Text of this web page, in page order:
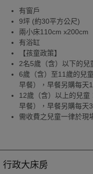
有窗戶
9坪 (約30平方公尺)
兩小床110cm x200cm
有浴缸
【孩童政策】
2名5歲（含）以下的兒
6歲（含）至11歲的兒
早餐），早餐另購每天
12歲（含）以上的兒
早餐），早餐另購每天
需收費之兒童一律於現
行政大床房